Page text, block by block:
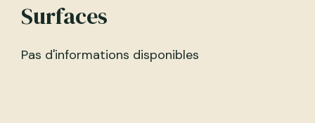
Surfaces
Pas d'informations disponibles